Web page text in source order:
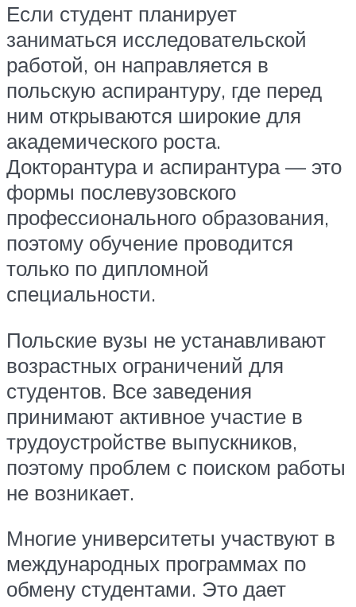
Если студент планирует
заниматься исследовательской
работой, он направляется в
польскую аспирантуру, где перед
ним открываются широкие для
академического роста.
Докторантура и аспирантура — это
формы послевузовского
профессионального образования,
поэтому обучение проводится
только по дипломной
специальности.
Польские вузы не устанавливают
возрастных ограничений для
студентов. Все заведения
принимают активное участие в
трудоустройстве выпускников,
поэтому проблем с поиском работы
не возникает.
Многие университеты участвуют в
международных программах по
обмену студентами. Это дает